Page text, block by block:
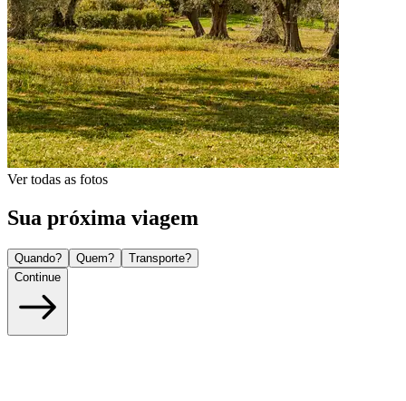
Ver todas as fotos
Sua próxima viagem
Quando? Quem?
Transporte?
Continue